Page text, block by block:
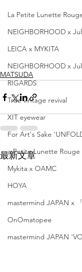
La Petite Lunette
NEIGHBORHOOD x
LEICA x MYKITA
NEIGHBORHOOD x
RIGARDS
True vintage revival
XIT eyewear
For Art's Sake
a Petite Lunette
Mykita x OAMC
HOYA
mastermind JAPAN x
OnOmatopee
mastermind JAPAN
MATSUDA
最新文章